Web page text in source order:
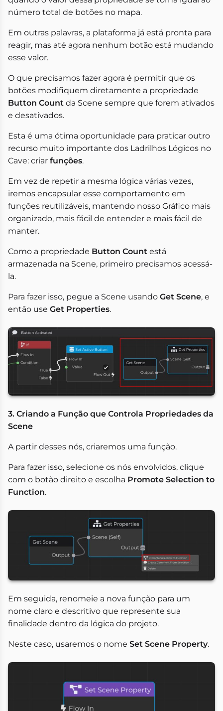
número total de botões no mapa.
Em outras palavras, a plataforma já está pronta para
reagir, mas até agora nenhum botão está mudando
esse valor.
O que precisamos fazer agora é permitir que os
botões modifiquem diretamente a propriedade
Button Count da Scene sempre que forem ativados
e desativados.
Esta é uma ótima oportunidade para praticar outro
recurso muito importante dos Ladrilhos Lógicos no
Cave: criar funções.
Em vez de repetir a mesma lógica várias vezes,
iremos encapsular esse comportamento em
funções reutilizáveis, mantendo nosso Gráfico mais
organizado, mais fácil de entender e mais fácil de
manter.
Como a propriedade Button Count está
armazenada na Scene, primeiro precisamos acessá-
la.
Para fazer isso, pegue a Scene usando Get Scene, e
então use Get Properties.
3. Criando a Função que Controla Propriedades da
Scene
A partir desses nós, criaremos uma função.
Para fazer isso, selecione os nós envolvidos, clique
com o botão direito e escolha Promote Selection to
Function.
Em seguida, renomeie a nova função para um
nome claro e descritivo que represente sua
finalidade dentro da lógica do projeto.
Neste caso, usaremos o nome Set Scene Property.